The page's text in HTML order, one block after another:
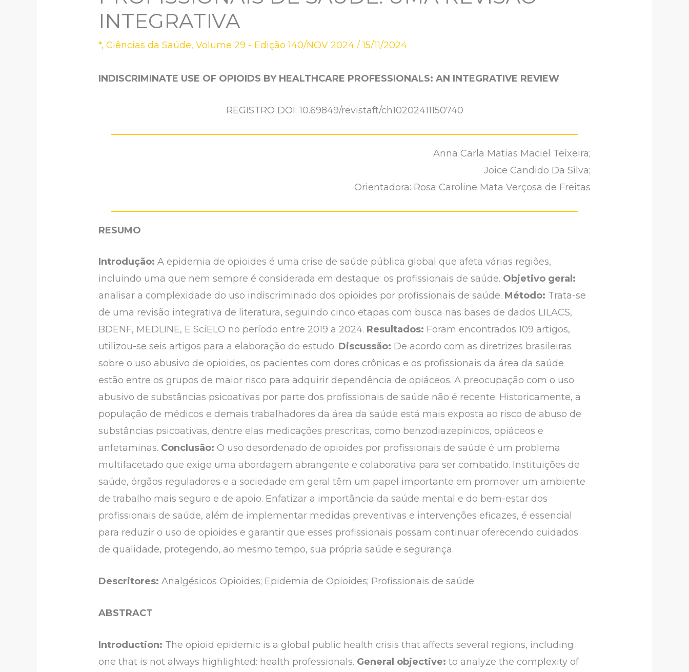
INTEGRATIVA
*,Ciências da Saúde,Volume 29 - Edição 140/NOV 2024 /15/11/2024
INDISCRIMINATE USE OF OPIOIDS BY HEALTHCARE PROFESSIONALS: AN INTEGRATIVE REVIEW
REGISTRO DOI: 10.69849/revistaft/ch10202411150740
Anna Carla Matias Maciel Teixeira;
Joice Candido Da Silva;
Orientadora: Rosa Caroline Mata Verçosa de Freitas
RESUMO
Introdução: A epidemia de opioides é uma crise de saúde pública global que afeta várias regiões,
incluindo uma que nem sempre é considerada em destaque: os profissionais de saúde. Objetivo geral:
analisar a complexidade do uso indiscriminado dos opioides por profissionais de saúde. Método: Trata-se
de uma revisão integrativa de literatura, seguindo cinco etapas com busca nas bases de dados LILACS,
BDENF, MEDLINE, E SciELO no período entre 2019 a 2024. Resultados: Foram encontrados 109 artigos,
utilizou-se seis artigos para a elaboração do estudo. Discussão: De acordo com as diretrizes brasileiras
sobre o uso abusivo de opioides, os pacientes com dores crônicas e os profissionais da área da saúde
estão entre os grupos de maior risco para adquirir dependência de opiáceos. A preocupação com o uso
abusivo de substâncias psicoativas por parte dos profissionais de saúde não é recente. Historicamente, a
população de médicos e demais trabalhadores da área da saúde está mais exposta ao risco de abuso de
substâncias psicoativas, dentre elas medicações prescritas, como benzodiazepínicos, opiáceos e
anfetaminas. Conclusão: O uso desordenado de opioides por profissionais de saúde é um problema
multifacetado que exige uma abordagem abrangente e colaborativa para ser combatido. Instituições de
saúde, órgãos reguladores e a sociedade em geral têm um papel importante em promover um ambiente
de trabalho mais seguro e de apoio. Enfatizar a importância da saúde mental e do bem-estar dos
profissionais de saúde, além de implementar medidas preventivas e intervenções eficazes, é essencial
para reduzir o uso de opioides e garantir que esses profissionais possam continuar oferecendo cuidados
de qualidade, protegendo, ao mesmo tempo, sua própria saúde e segurança.
Descritores:Analgésicos Opioides; Epidemia de Opioides; Profissionais de saúde
ABSTRACT
Introduction: The opioid epidemic is a global public health crisis that affects several regions, including
one that is not always highlighted: health professionals. General objective: to analyze the complexity of